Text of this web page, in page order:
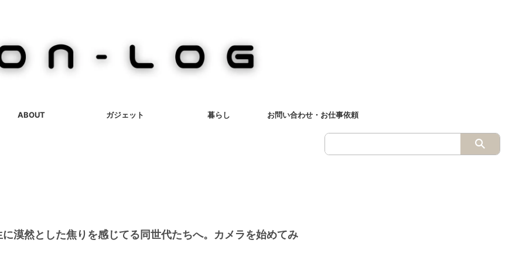
ABOUT ガジェット 暮らし お問い合わせ・お仕事依頼
漠然とした焦りを感じてる同世代たちへ。カメラを始めてみ